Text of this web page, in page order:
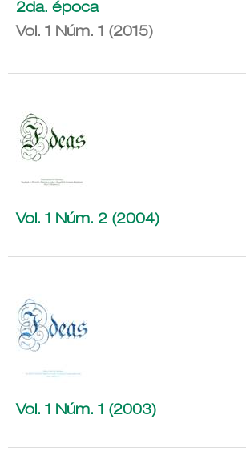
2da. época
Vol. 1 Núm. 1 (2015)
Vol. 1 Núm. 2 (2004)
Vol. 1 Núm. 1 (2003)